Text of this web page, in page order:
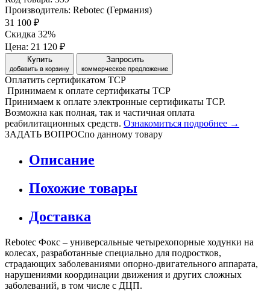
Производитель: Rebotec (Германия)
31 100 ₽
Скидка 32%
Цена: 21 120 ₽
Купить
добавить в корзину
Запросить
коммерческое предложение
Оплатить сертификатом ТСР
Принимаем к оплате сертификаты ТСР
Принимаем к оплате электронные сертификаты ТСР.
Возможна как полная, так и частичная оплата
реабилитационных средств. Ознакомиться подробнее →
ЗАДАТЬ ВОПРОСпо данному товару
Описание
Похожие товары
Доставка
Rebotec Фокс – универсальные четырехопорные ходунки на
колесах, разработанные специально для подростков,
страдающих заболеваниями опорно-двигательного аппарата,
нарушениями координации движения и других сложных
заболеваний, в том числе с ДЦП.